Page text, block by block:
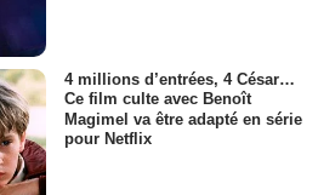
4 millions d’entrées, 4 César…
Ce film culte avec Benoît
Magimel va être adapté en série
pour Netflix